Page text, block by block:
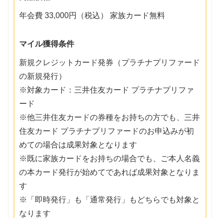
年会費 33,000円（税込） 家族カード無料
マイル獲得条件
新規クレジットカード発券（プラチナプリファード
の新規発行）
※対象カード：三井住友カード プラチナプリファ
ード
※他三井住友カードの券種をお持ちの方でも、三井
住友カード プラチナプリファードのお申込みが初
めての場合は成果対象となります
※既に家族カードをお持ちの場合でも、ご本人名義
の本カード発行が始めてであれば成果対象となりま
す
※「即時発行」も「通常発行」もどちらでも対象と
なります